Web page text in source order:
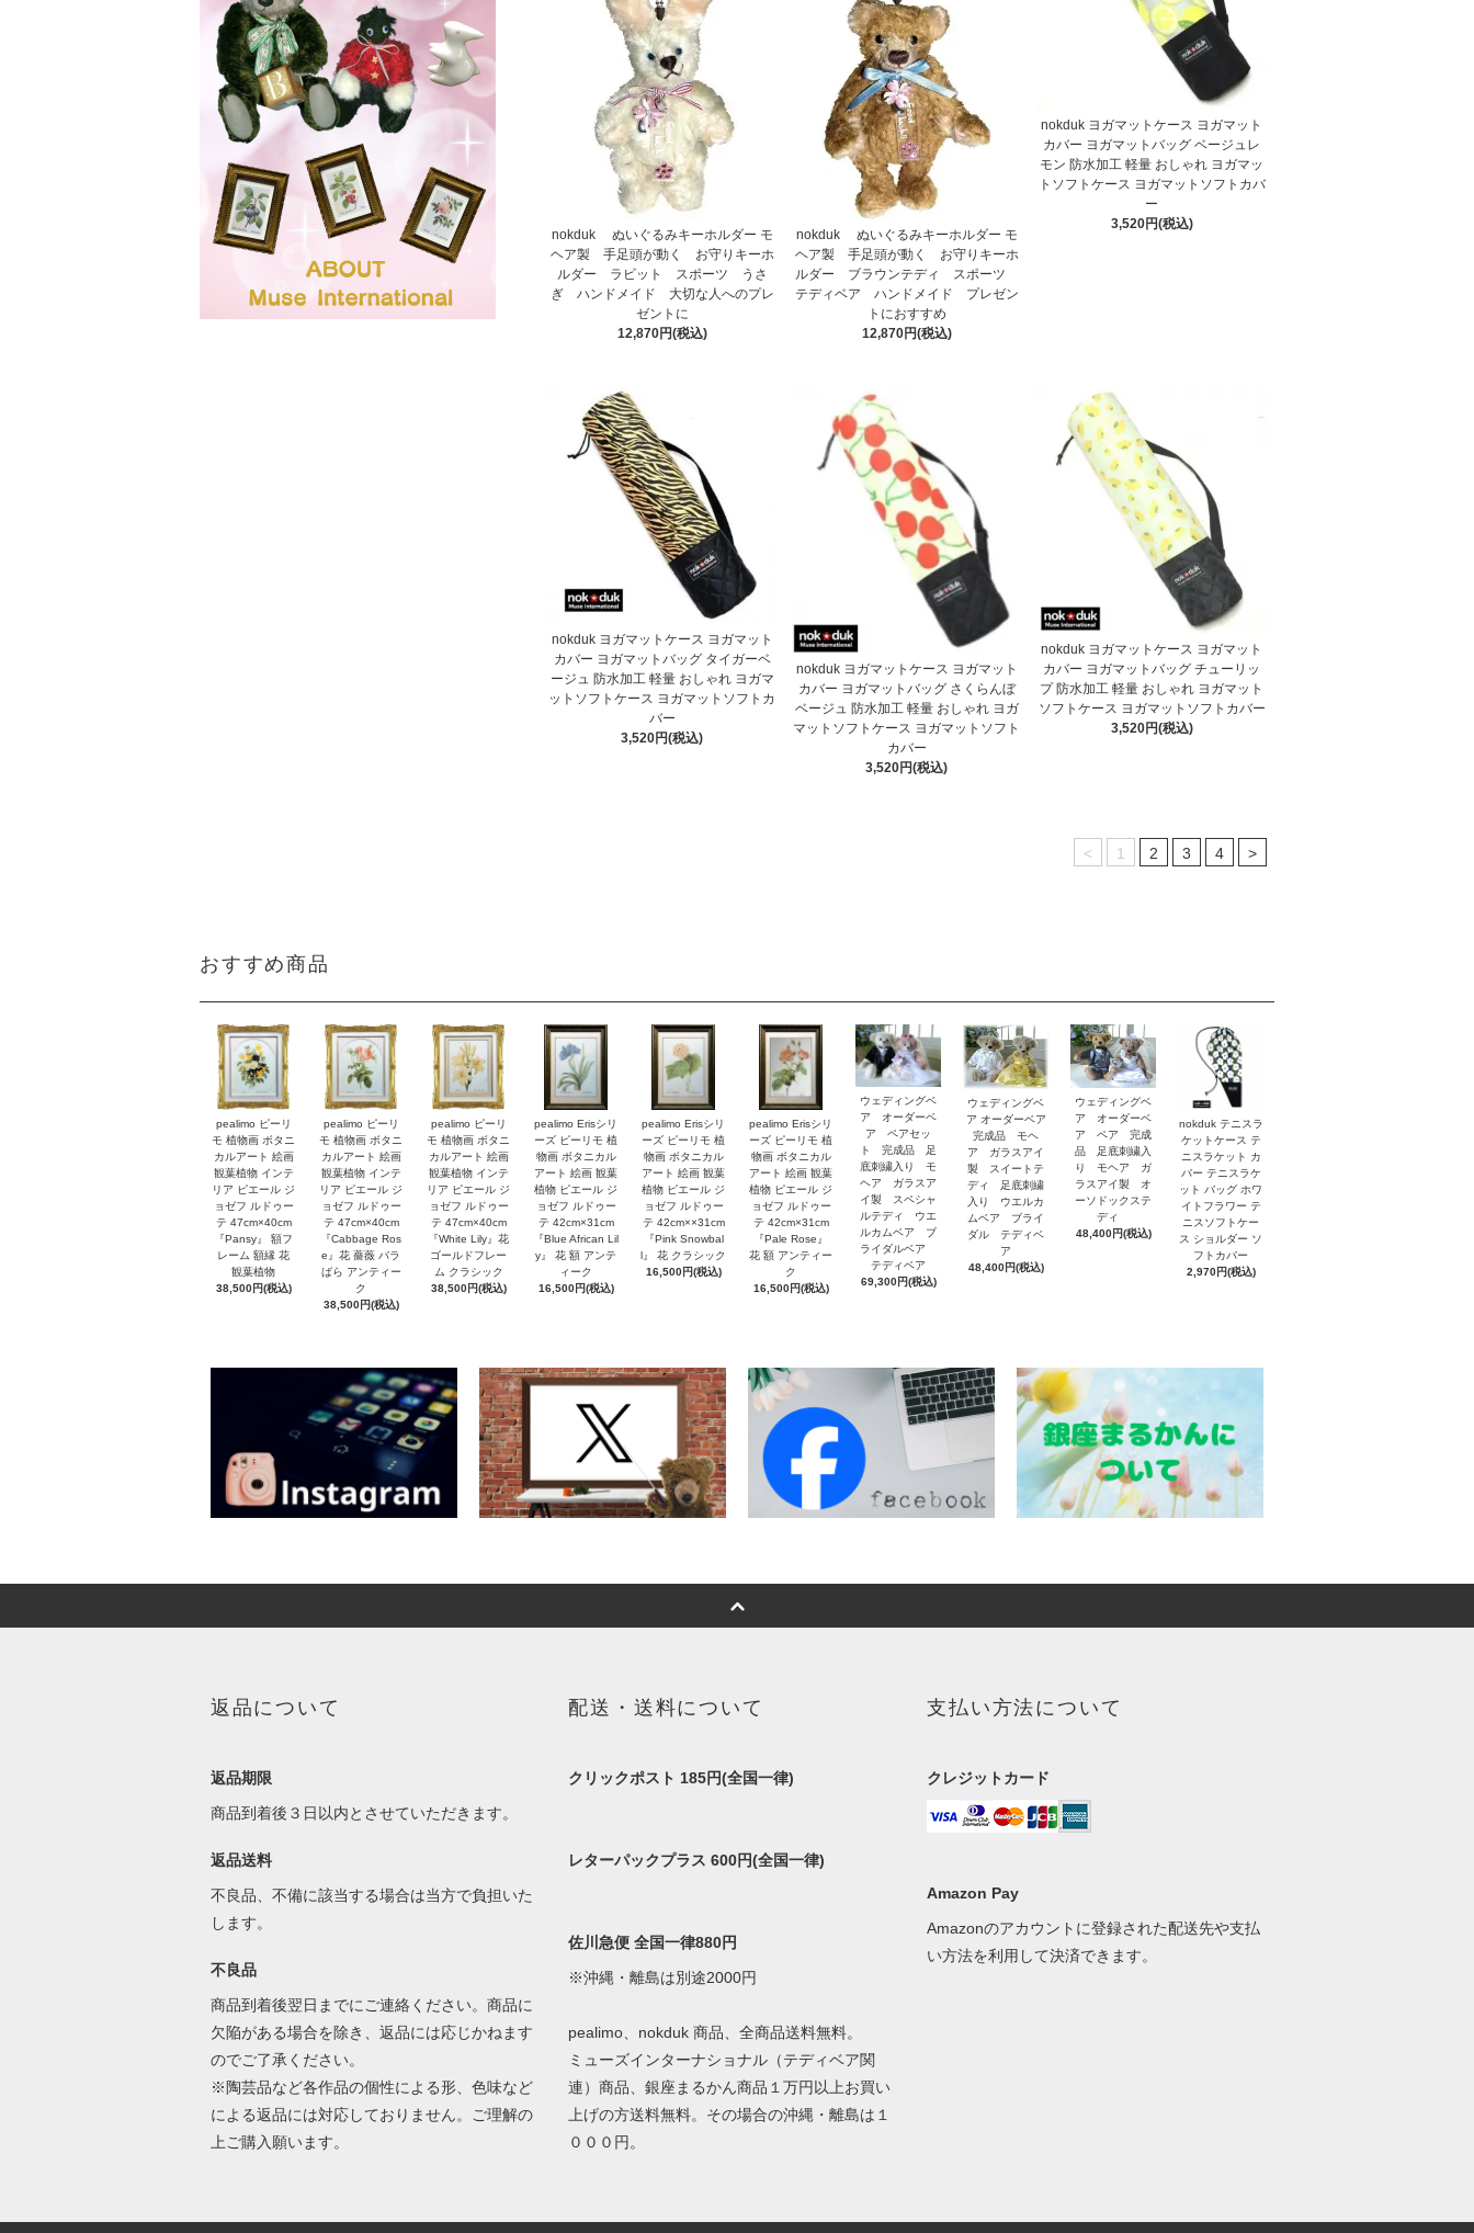
nokduk ぬいぐるみキーホルダー モ
ヘア製 手足頭が動く お守りキーホ
ルダー ラビット スポーツ うさ
ぎ ハンドメイド 大切な人へのプレ
ゼントに
12,870円(税込)
nokduk ぬいぐるみキーホルダー モ
ヘア製 手足頭が動く お守りキーホ
ルダー ブラウンテディ スポーツ
テディベア ハンドメイド プレゼン
トにおすすめ
12,870円(税込)
nokduk ヨガマットケース ヨガマット
カバー ヨガマットバッグ ベージュレ
モン 防水加工 軽量 おしゃれ ヨガマッ
トソフトケース ヨガマットソフトカバ
ー
3,520円(税込)
nokduk ヨガマットケース ヨガマット
カバー ヨガマットバッグ タイガーベ
ージュ 防水加工 軽量 おしゃれ ヨガマ
ットソフトケース ヨガマットソフトカ
バー
3,520円(税込)
nokduk ヨガマットケース ヨガマット
カバー ヨガマットバッグ さくらんぼ
ベージュ 防水加工 軽量 おしゃれ ヨガ
マットソフトケース ヨガマットソフト
カバー
3,520円(税込)
nokduk ヨガマットケース ヨガマット
カバー ヨガマットバッグ チューリッ
プ 防水加工 軽量 おしゃれ ヨガマット
ソフトケース ヨガマットソフトカバー
3,520円(税込)
< 1 2 3 4 >
おすすめ商品
pealimo ピーリ
モ 植物画 ボタニ
カルアート 絵画
観葉植物 インテ
リア ピエール ジ
ョゼフ ルドゥー
テ 47cm×40cm
『Pansy』 額フ
レーム 額縁 花
観葉植物
38,500円(税込)
pealimo ピーリ
モ 植物画 ボタニ
カルアート 絵画
観葉植物 インテ
リア ピエール ジ
ョゼフ ルドゥー
テ 47cm×40cm
『Cabbage Ros
e』花 薔薇 バラ
ばら アンティー
ク
38,500円(税込)
pealimo ピーリ
モ 植物画 ボタニ
カルアート 絵画
観葉植物 インテ
リア ピエール ジ
ョゼフ ルドゥー
テ 47cm×40cm
『White Lily』花
ゴールドフレー
ム クラシック
38,500円(税込)
pealimo Erisシリ
ーズ ピーリモ 植
物画 ボタニカル
アート 絵画 観葉
植物 ピエール ジ
ョゼフ ルドゥー
テ 42cm×31cm
『Blue African Lil
y』 花 額 アンテ
ィーク
16,500円(税込)
pealimo Erisシリ
ーズ ピーリモ 植
物画 ボタニカル
アート 絵画 観葉
植物 ピエール ジ
ョゼフ ルドゥー
テ 42cm××31cm
『Pink Snowbal
l』 花 クラシック
16,500円(税込)
pealimo Erisシリ
ーズ ピーリモ 植
物画 ボタニカル
アート 絵画 観葉
植物 ピエール ジ
ョゼフ ルドゥー
テ 42cm×31cm
『Pale Rose』
花 額 アンティー
ク
16,500円(税込)
ウェディングベ
ア オーダーベ
ア ペアセッ
ト 完成品 足
底刺繍入り モ
ヘア ガラスア
イ製 スペシャ
ルテディ ウエ
ルカムベア ブ
ライダルベア
テディベア
69,300円(税込)
ウェディングベ
ア オーダーベア
完成品 モヘ
ア ガラスアイ
製 スイートテ
ディ 足底刺繍
入り ウエルカ
ムベア ブライ
ダル テディベ
ア
48,400円(税込)
ウェディングベ
ア オーダーベ
ア ペア 完成
品 足底刺繍入
り モヘア ガ
ラスアイ製 オ
ーソドックステ
ディ
48,400円(税込)
nokduk テニスラ
ケットケース テ
ニスラケット カ
バー テニスラケ
ット バッグ ホワ
イトフラワー テ
ニスソフトケー
ス ショルダー ソ
フトカバー
2,970円(税込)
返品について
返品期限
商品到着後３日以内とさせていただきます。
返品送料
不良品、不備に該当する場合は当方で負担いた
します。
不良品
商品到着後翌日までにご連絡ください。商品に
欠陥がある場合を除き、返品には応じかねます
のでご了承ください。
※陶芸品など各作品の個性による形、色味など
による返品には対応しておりません。ご理解の
上ご購入願います。
配送・送料について
クリックポスト 185円(全国一律)
レターパックプラス 600円(全国一律)
佐川急便 全国一律880円
※沖縄・離島は別途2000円
pealimo、nokduk 商品、全商品送料無料。
ミューズインターナショナル（テディベア関
連）商品、銀座まるかん商品１万円以上お買い
上げの方送料無料。その場合の沖縄・離島は１
０００円。
支払い方法について
クレジットカード
Amazon Pay
Amazonのアカウントに登録された配送先や支払
い方法を利用して決済できます。